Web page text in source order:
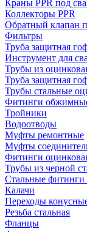
Краны PPR под
Коллекторы PPR
Обратный клапан
Фильтры
Труба защитная
Инструмент для
Трубы из
Труба защитная
Трубы стальные
Фитинги
Тройники
Водоотводы
Муфты ремонтные
Муфты
Фитинги
Трубы из черной
Стальные фитинги
Калачи
Переходы
Резьба стальная
Фланцы